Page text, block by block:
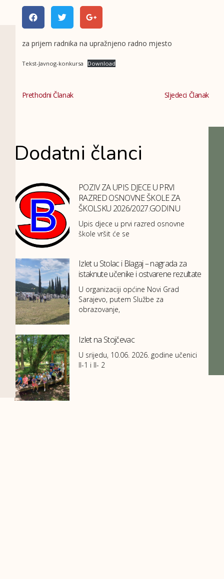
za prijem radnika na upražnjeno radno mjesto
Tekst-Javnog-konkursa Download
Prethodni Članak Sljedeci Članak
Dodatni članci
POZIV ZA UPIS DJECE U PRVI
RAZRED OSNOVNE ŠKOLE ZA
ŠKOLSKU 2026/2027.GODINU
Upis djece u prvi razred osnovne
škole vršit će se
Izlet u Stolac i Blagaj – nagrada za
istaknute učenike i ostvarene rezultate
U organizaciji općine Novi Grad
Sarajevo, putem Službe za
obrazovanje,
Izlet na Stojčevac
U srijedu, 10.06. 2026. godine učenici
II-1 i II- 2